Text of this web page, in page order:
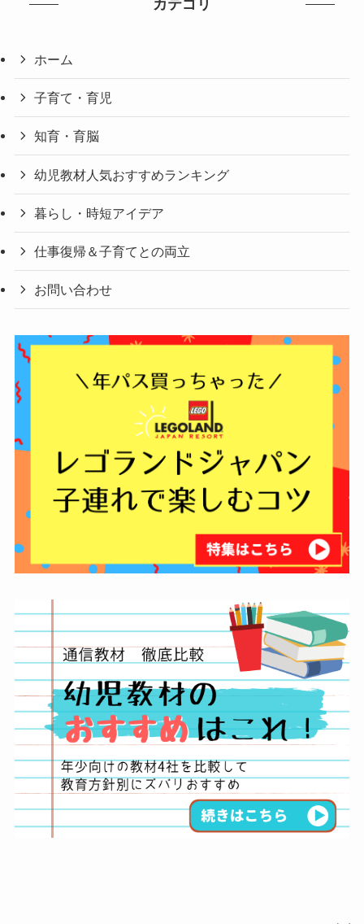
カテゴリ
ホーム
子育て・育児
知育・育脳
幼児教材人気おすすめランキング
暮らし・時短アイデア
仕事復帰＆子育てとの両立
お問い合わせ